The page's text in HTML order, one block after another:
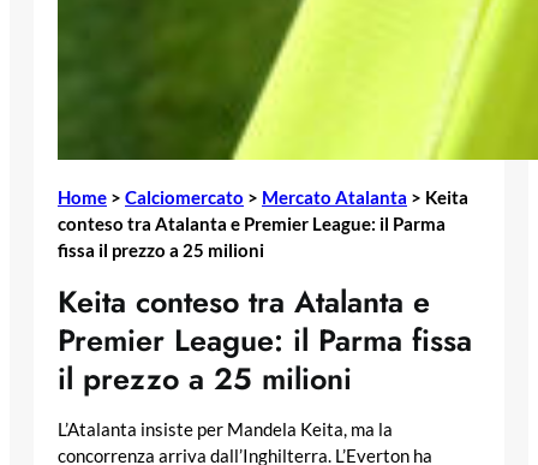
Home > Calciomercato > Mercato Atalanta > Keita
conteso tra Atalanta e Premier League: il Parma
fissa il prezzo a 25 milioni
Keita conteso tra Atalanta e
Premier League: il Parma fissa
il prezzo a 25 milioni
L’Atalanta insiste per Mandela Keita, ma la
concorrenza arriva dall’Inghilterra. L’Everton ha